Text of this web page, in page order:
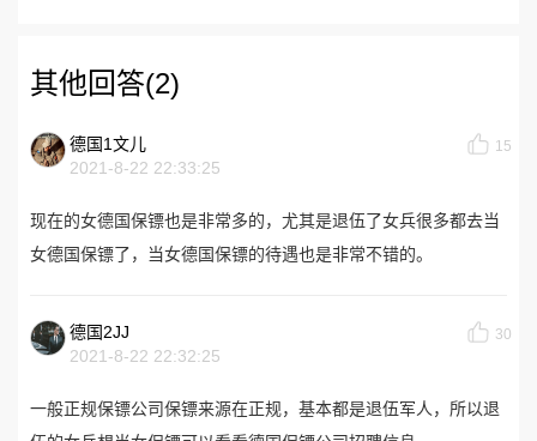
其他回答(2)
德国1文儿
2021-8-22 22:33:25
15
现在的女德国保镖也是非常多的，尤其是退伍了女兵很多都去当
女德国保镖了，当女德国保镖的待遇也是非常不错的。
德国2JJ
2021-8-22 22:32:25
30
一般正规保镖公司保镖来源在正规，基本都是退伍军人，所以退